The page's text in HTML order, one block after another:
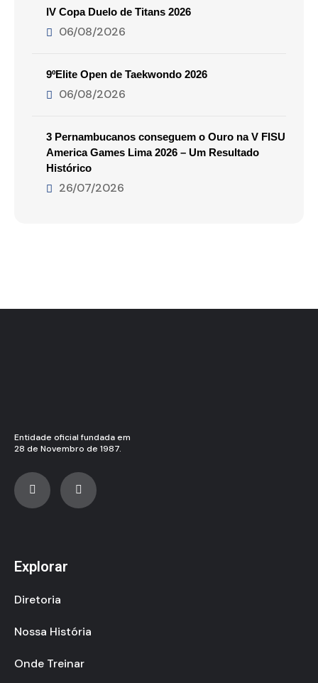
IV Copa Duelo de Titans 2026
06/08/2026
9ºElite Open de Taekwondo 2026
06/08/2026
3 Pernambucanos conseguem o Ouro na V FISU
America Games Lima 2026 – Um Resultado
Histórico
26/07/2026
Entidade oficial fundada em
28 de Novembro de 1987.
Explorar
Diretoria
Nossa História
Onde Treinar